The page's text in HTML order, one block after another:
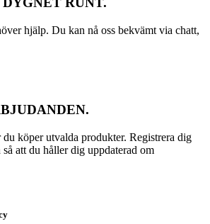
hjälp. Du kan nå oss bekvämt via chatt,
köper utvalda produkter. Registrera dig
att du håller dig uppdaterad om